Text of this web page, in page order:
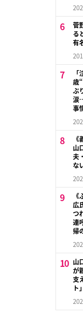
菅
る
有
歳
ぶ
涙
事
山
夫
な
広
つ
連
帰
山
が
支
ト」